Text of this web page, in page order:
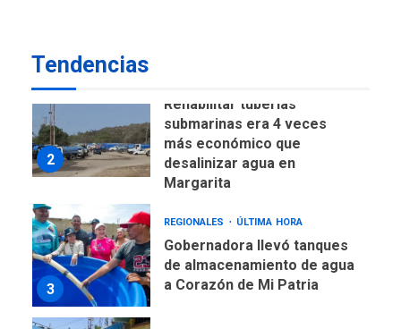
Tendencias
2
Rehabilitar tuberías
submarinas era 4 veces
más económico que
desalinizar agua en
Margarita
3
REGIONALES ÚLTIMA HORA
Gobernadora llevó tanques
de almacenamiento de agua
a Corazón de Mi Patria